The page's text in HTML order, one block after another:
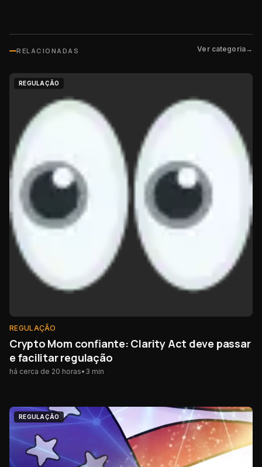
RELACIONADAS Ver categoria→
REGULAÇÃO
REGULAÇÃO
Crypto Mom confiante: Clarity Act deve passar
e facilitar regulação
há cerca de 20 horas• 3 min
REGULAÇÃO